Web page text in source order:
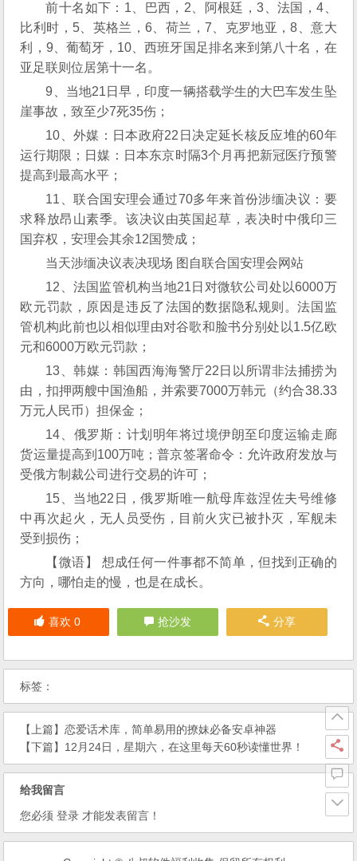
前十名如下：1、巴西，2、阿根廷，3、法国，4、
比利时，5、英格兰，6、荷兰，7、克罗地亚，8、意大
利，9、葡萄牙，10、西班牙国足排名来到第八十名，在
亚足联则位居第十一名。
9、当地21日早，印度一辆搭载学生的大巴车发生坠
崖事故，致至少7死35伤；
10、外媒：日本政府22日决定延长核反应堆的60年
运行期限；日媒：日本东京时隔3个月再把新冠医疗预警
提高到最高水平；
11、联合国安理会通过70多年来首份涉缅决议：要
求释放昂山素季。该决议由英国起草，表决时中俄印三
国弃权，安理会其余12国赞成；
当天涉缅决议表决现场 图自联合国安理会网站
12、法国监管机构当地21日对微软公司处以6000万
欧元罚款，原因是违反了法国的数据隐私规则。法国监
管机构此前也以相似理由对谷歌和脸书分别处以1.5亿欧
元和6000万欧元罚款；
13、韩媒：韩国西海海警厅22日以所谓非法捕捞为
由，扣押两艘中国渔船，并索要7000万韩元（约合38.33
万元人民币）担保金；
14、俄罗斯：计划明年将过境伊朗至印度运输走廊
货运量提高到100万吨；普京签署命令：允许政府发放与
受俄方制裁公司进行交易的许可；
15、当地22日，俄罗斯唯一航母库兹涅佐夫号维修
中再次起火，无人员受伤，目前火灾已被扑灭，军舰未
受到损伤；
【微语】 想成任何一件事都不简单，但找到正确的
方向，哪怕走的慢，也是在成长。
喜欢 0 抢沙发 分享
标签：
【上篇】恋爱话术库，简单易用的撩妹必备安卓神器
【下篇】 12月24日，星期六，在这里每天60秒读懂世界！
给我留言
您必须 登录 才能发表留言！